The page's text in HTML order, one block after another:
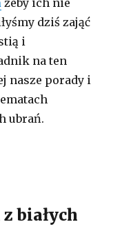
żeby ich nie
dziś zająć
i
na ten
nasze porady i
ubrań.
białych